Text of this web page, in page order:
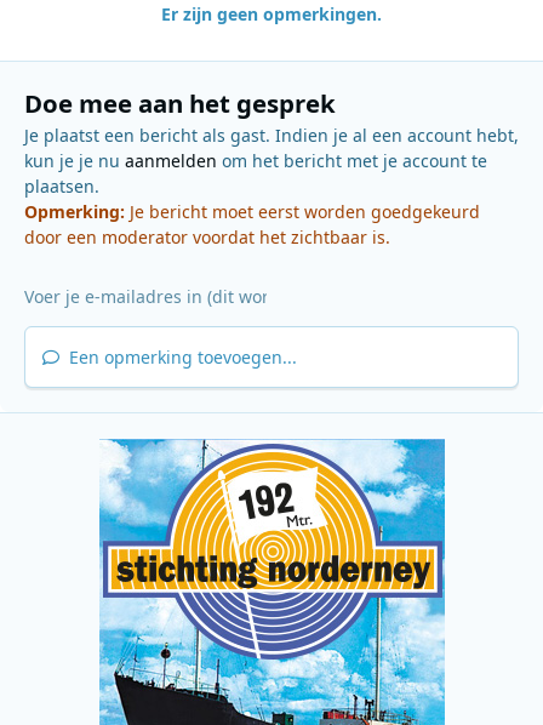
Er zijn geen opmerkingen.
Doe mee aan het gesprek
Je plaatst een bericht als gast. Indien je al een account hebt,
kun je je nu aanmelden om het bericht met je account te
plaatsen.
Opmerking: Je bericht moet eerst worden goedgekeurd
door een moderator voordat het zichtbaar is.
Een opmerking toevoegen...